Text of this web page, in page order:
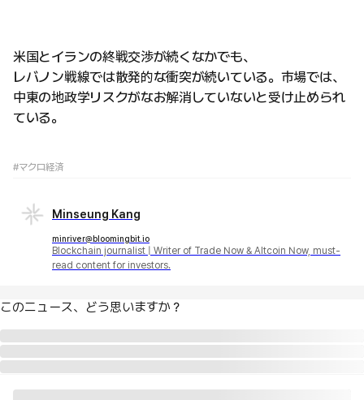
米国とイランの終戦交渉が続くなかでも、
レバノン戦線では散発的な衝突が続いている。市場では、
中東の地政学リスクがなお解消していないと受け止められ
ている。
#マクロ経済
Minseung Kang
minriver@bloomingbit.io
Blockchain journalist | Writer of Trade Now & Altcoin Now, must-
read content for investors.
このニュース、どう思いますか？